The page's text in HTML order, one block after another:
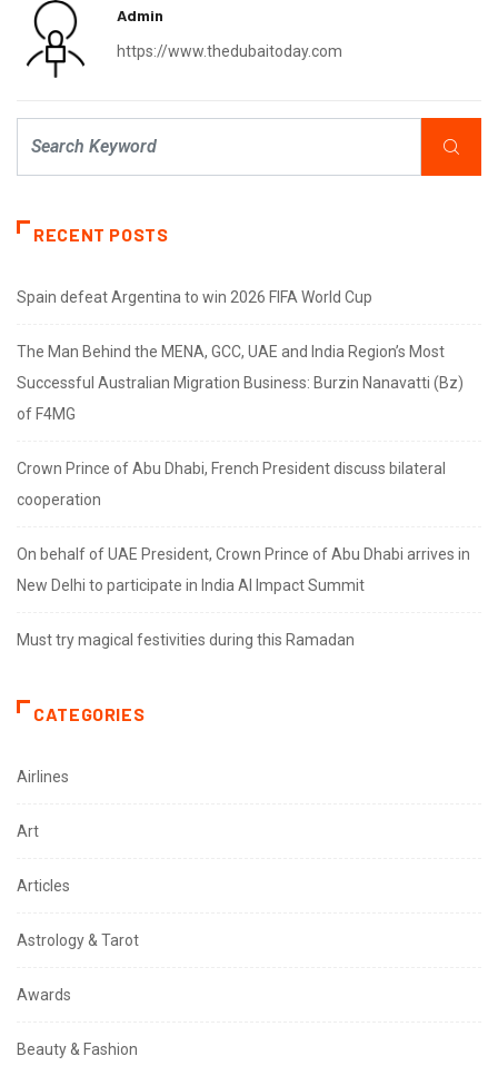
Admin
https://www.thedubaitoday.com
RECENT POSTS
Spain defeat Argentina to win 2026 FIFA World Cup
The Man Behind the MENA, GCC, UAE and India Region’s Most
Successful Australian Migration Business: Burzin Nanavatti (Bz)
of F4MG
Crown Prince of Abu Dhabi, French President discuss bilateral
cooperation
On behalf of UAE President, Crown Prince of Abu Dhabi arrives in
New Delhi to participate in India AI Impact Summit
Must try magical festivities during this Ramadan
CATEGORIES
Airlines
Art
Articles
Astrology & Tarot
Awards
Beauty & Fashion